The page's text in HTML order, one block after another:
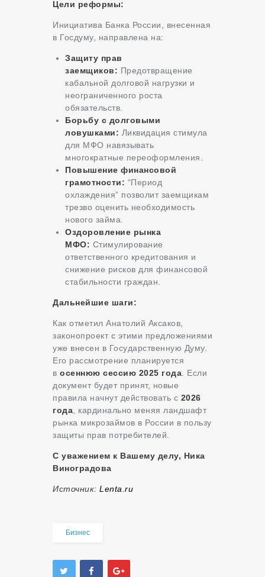
Цели реформы:
Инициатива Банка России, внесенная
в Госдуму, направлена на:
Защиту прав
заемщиков: Предотвращение
кабальной долговой нагрузки и
неограниченного роста
обязательств.
Борьбу с долговыми
ловушками: Ликвидация стимула
для МФО навязывать
многократные переоформления.
Повышение финансовой
грамотности: “Период
охлаждения” позволит заемщикам
трезво оценить необходимость
нового займа.
Оздоровление рынка
МФО: Стимулирование
ответственного кредитования и
снижение рисков для финансовой
стабильности граждан.
Дальнейшие шаги:
Как отметил Анатолий Аксаков,
законопроект с этими предложениями
уже внесен в Государственную Думу.
Его рассмотрение планируется
в осеннюю сессию 2025 года . Если
документ будет принят, новые
правила начнут действовать с 2026
года , кардинально меняя ландшафт
рынка микрозаймов в России в пользу
защиты прав потребителей.
С уважением к Вашему делу, Ника
Виноградова
Источник: Lenta.ru
Бизнес